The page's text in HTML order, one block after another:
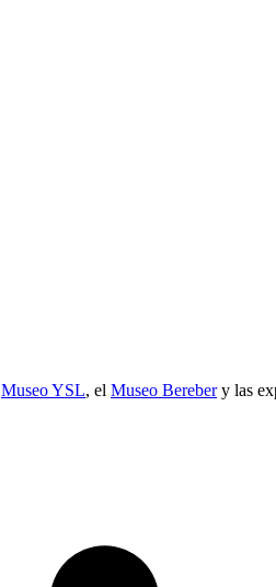
Museo YSL, el Museo Berebery las